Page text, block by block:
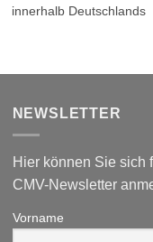
innerhalb Deutschlands
NEWSLETTER
Hier können Sie sich
CMV-Newsletter
Vorname